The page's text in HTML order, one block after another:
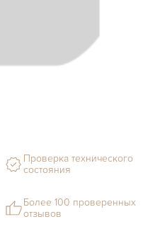
Проверка технического
состояния
Более 100 проверенных
отзывов